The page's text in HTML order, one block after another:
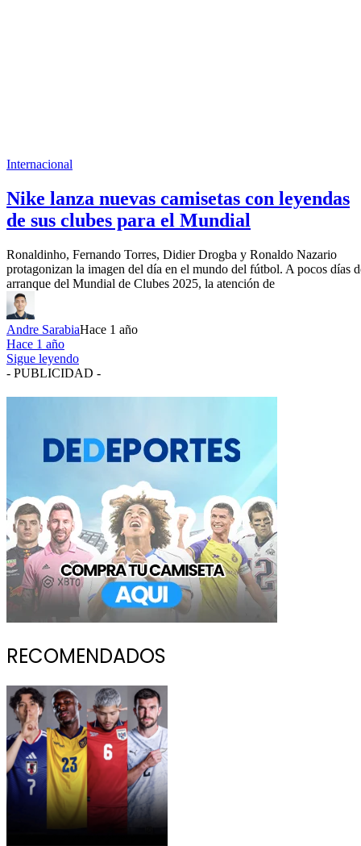
Internacional
Nike lanza nuevas camisetas con leyendas
de sus clubes para el Mundial
Ronaldinho, Fernando Torres, Didier Drogba y Ronaldo Nazario
protagonizan la imagen del día en el mundo del fútbol. A pocos días
arranque del Mundial de Clubes 2025, la atención de
Andre SarabiaHace 1 año
Hace 1 año
Sigue leyendo
- PUBLICIDAD -
RECOMENDADOS